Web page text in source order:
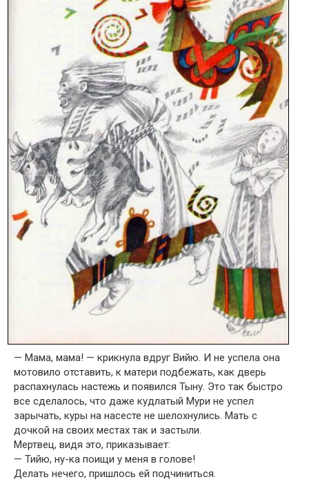
— Мама, мама! — крикнула вдруг Вийю. И не успела она
мотовило отставить, к матери подбежать, как дверь
распахнулась настежь и появился Тыну. Это так быстро
все сделалось, что даже кудлатый Мури не успел
зарычать, куры на насесте не шелохнулись. Мать с
дочкой на своих местах так и застыли.
Мертвец, видя это, приказывает:
— Тийю, ну-ка поищи у меня в голове!
Делать нечего, пришлось ей подчиниться.